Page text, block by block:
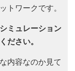
トワークです。
ミュレーション
ださい。
内容なのか見て